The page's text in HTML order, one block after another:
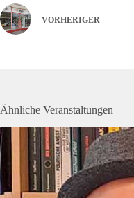
VORHERIGER
Ähnliche Veranstaltungen